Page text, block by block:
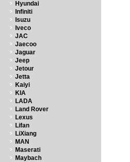
Hyundai
Infiniti
Isuzu
Iveco
JAC
Jaecoo
Jaguar
Jeep
Jetour
Jetta
Kaiyi
KIA
LADA
Land Rover
Lexus
Lifan
LiXiang
MAN
Maserati
Maybach